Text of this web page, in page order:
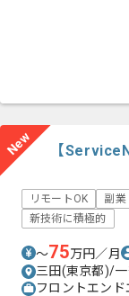
New 【
リモートOK 副業
新技術に積極的
〜75万円／月
三田(東京都)/
フロントエン